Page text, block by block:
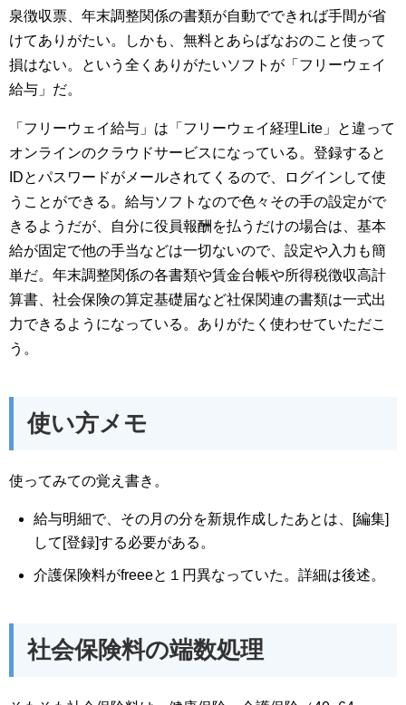
泉徴収票、年末調整関係の書類が自動でできれば手間が省
けてありがたい。しかも、無料とあらばなおのこと使って
損はない。という全くありがたいソフトが「フリーウェイ
給与」だ。
「フリーウェイ給与」は「フリーウェイ経理Lite」と違って
オンラインのクラウドサービスになっている。登録すると
IDとパスワードがメールされてくるので、ログインして使
うことができる。給与ソフトなので色々その手の設定がで
きるようだが、自分に役員報酬を払うだけの場合は、基本
給が固定で他の手当などは一切ないので、設定や入力も簡
単だ。年末調整関係の各書類や賃金台帳や所得税徴収高計
算書、社会保険の算定基礎届など社保関連の書類は一式出
力できるようになっている。ありがたく使わせていただこ
う。
使い方メモ
使ってみての覚え書き。
給与明細で、その月の分を新規作成したあとは、[編集]
して[登録]する必要がある。
介護保険料がfreeeと１円異なっていた。詳細は後述。
社会保険料の端数処理